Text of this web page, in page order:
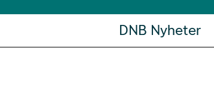
DNB Nyheter